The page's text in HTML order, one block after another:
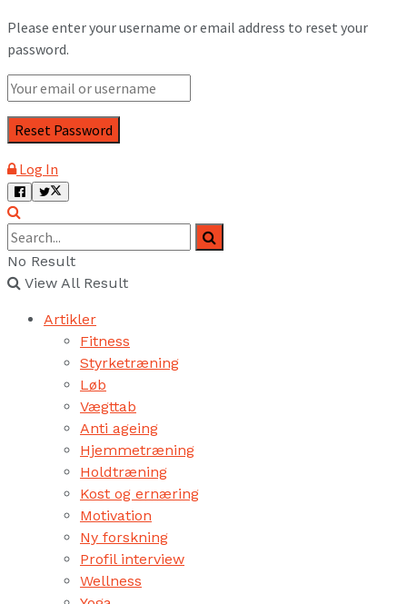
Please enter your username or email address to reset your
password.
Log In
No Result
View All Result
Artikler
Fitness
Styrketræning
Løb
Vægttab
Anti ageing
Hjemmetræning
Holdtræning
Kost og ernæring
Motivation
Ny forskning
Profil interview
Wellness